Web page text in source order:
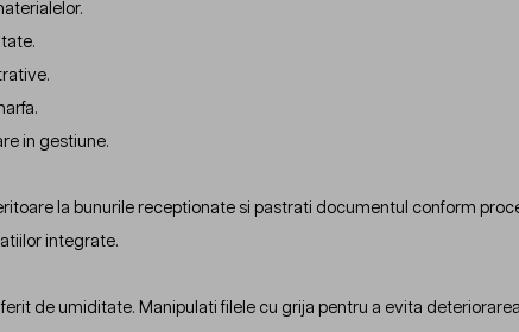
in gestiune.
la bunurile receptionate si pastrati documentul conform
integrate.
de umiditate. Manipulati filele cu grija pentru a evita